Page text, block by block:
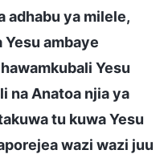
adhabu ya milele,
ambaye
Yesu
na Anatoa njia ya
tu kuwa Yesu
wazi wazi juu